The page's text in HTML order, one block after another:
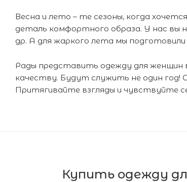
Весна и лето – те сезоны, когда
деталь комфортного образа. У нас вы
др. А для жаркого лета мы
Рады представить одежду для
качеству. Будут служить не один год!
Притягивайте взгляды и чувствуйте
Купить одежду